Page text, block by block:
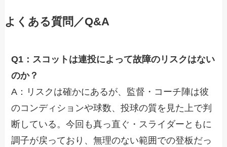
よくある質問／Q&A
Q1：スコットは連投によって故障のリスクはない
のか？
A：リスクは確かにあるが、監督・コーチ陣は彼
のコンディションや球数、投球の質を見た上で判
断している。今回も真っ直ぐ・スライダーともに
調子が戻っており、無理のない範囲での登板だっ